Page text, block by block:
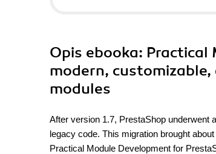
Opis ebooka: Practical
modern,
modules
After version 1.7, PrestaShop underwent
legacy code. This migration brought
Practical Module Development for